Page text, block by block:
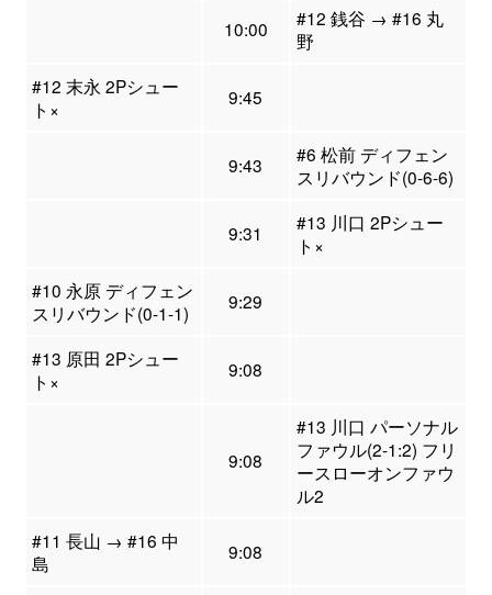
10:00
#12 銭谷 → #16 丸
野
#12 末永 2Pシュー
ト×
9:45
9:43
#6 松前 ディフェン
スリバウンド(0-6-6)
9:31
#13 川口 2Pシュー
ト×
#10 永原 ディフェン
スリバウンド(0-1-1)
9:29
#13 原田 2Pシュー
ト×
9:08
9:08
#13 川口 パーソナル
ファウル(2-1:2) フリ
ースローオンファウ
ル2
#11 長山 → #16 中
島
9:08